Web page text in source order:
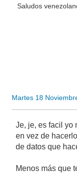
Saludos
Martes 18
Je, je, es facil yo
en vez de
de datos que
Menos más que